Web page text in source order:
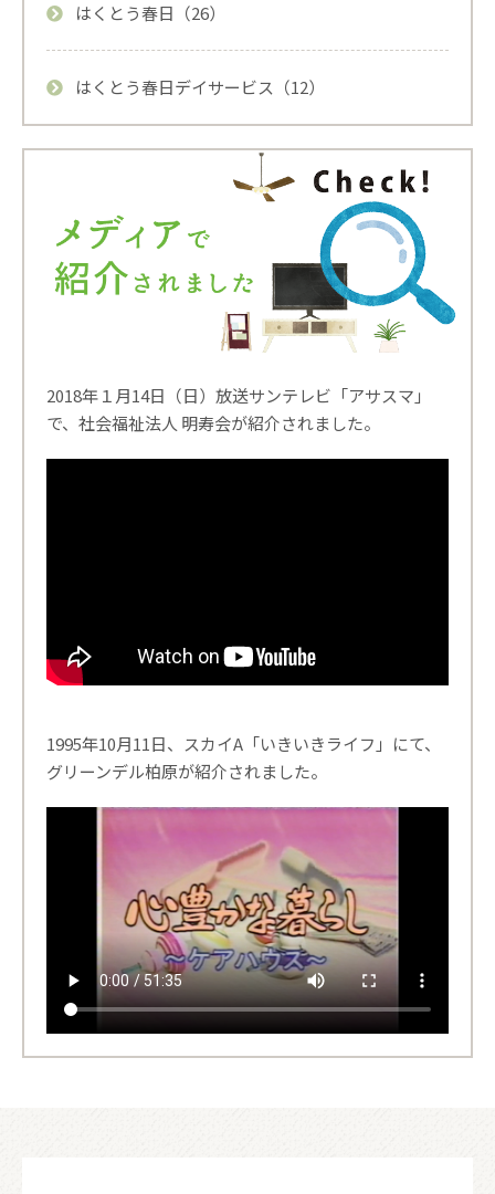
はくとう春日（26）
はくとう春日デイサービス（12）
2018年１月14日（日）放送サンテレビ「アサスマ」
で、社会福祉法人 明寿会が紹介されました。
1995年10月11日、スカイA「いきいきライフ」にて、
グリーンデル柏原が紹介されました。